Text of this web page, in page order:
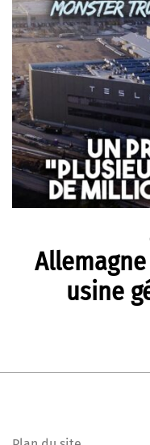
usine